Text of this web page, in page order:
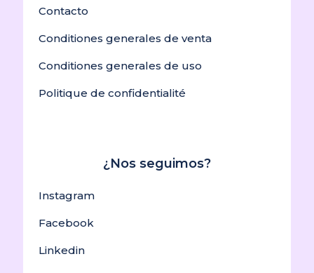
Contacto
Conditiones generales de venta
Conditiones generales de uso
Politique de confidentialité
¿Nos seguimos?
Instagram
Facebook
Linkedin